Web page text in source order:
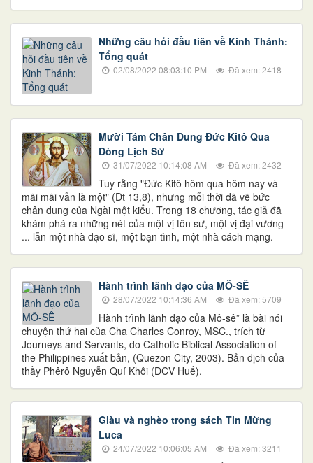
Những câu hỏi đầu tiên về Kinh Thánh:
Tổng quát
02/08/2022 08:03:10 PM Đã xem: 2418
Mười Tám Chân Dung Đức Kitô Qua
Dòng Lịch Sử
31/07/2022 10:14:08 AM Đã xem: 2432
Tuy rằng "Đức Kitô hôm qua hôm nay và
mãi mãi vẫn là một" (Dt 13,8), nhưng mỗi thời đã vẽ bức
chân dung của Ngài một kiểu. Trong 18 chương, tác giả đã
khám phá ra những nét của một vị tôn sư, một vị đại vương
... lẫn một nhà đạo sĩ, một bạn tình, một nhà cách mạng.
Hành trình lãnh đạo của MÔ-SÊ
28/07/2022 10:14:36 AM Đã xem: 5709
Hành trình lãnh đạo của Mô-sê” là bài nói
chuyện thứ hai của Cha Charles Conroy, MSC., trích từ
Journeys and Servants, do Catholic Biblical Association of
the Philippines xuất bản, (Quezon City, 2003). Bản dịch của
thầy Phêrô Nguyễn Quí Khôi (ĐCV Huế).
Giàu và nghèo trong sách Tin Mừng
Luca
24/07/2022 10:06:05 AM Đã xem: 3211